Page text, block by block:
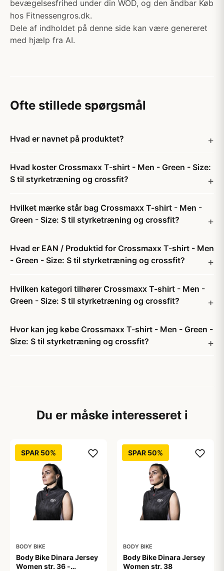
bevægelsesfrihed under din WOD, og den åndbar Køb
hos Fitnessengros.dk.
Dele af indholdet på denne side kan være genereret
med hjælp fra AI.
Ofte stillede spørgsmål
Hvad er navnet på produktet?
Hvad koster Crossmaxx T-shirt - Men - Green - Size:
S til styrketræning og crossfit?
Hvilket mærke står bag Crossmaxx T-shirt - Men -
Green - Size: S til styrketræning og crossfit?
Hvad er EAN / Produktid for Crossmaxx T-shirt - Men
- Green - Size: S til styrketræning og crossfit?
Hvilken kategori tilhører Crossmaxx T-shirt - Men -
Green - Size: S til styrketræning og crossfit?
Hvor kan jeg købe Crossmaxx T-shirt - Men - Green -
Size: S til styrketræning og crossfit?
Du er måske interesseret i
SPAR 50%
BODY BIKE
Body Bike Dinara Jersey
Women str. 36 -
SPAR 50%
BODY BIKE
Body Bike Dinara Jersey
Women str. 38